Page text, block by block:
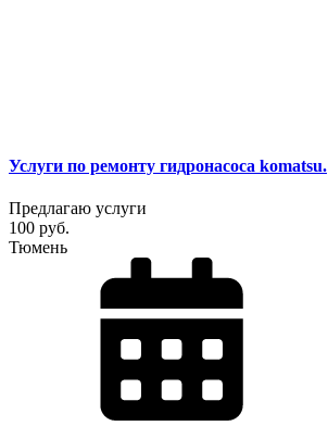
Услуги по ремонту гидронасоса komatsu.
Предлагаю услуги
100 руб.
Тюмень